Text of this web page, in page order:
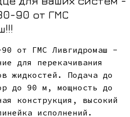
90 от ГМС
от ГМС Ливгидромаш -
для перекачивания
жидкостей. Подача до
до 90 м, мощность до
конструкция, высокий
исполнений.